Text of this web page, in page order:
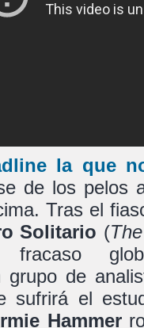
la que
de los pelos
Tras el
Solitario (
grupo de
sufrirá el
Hammer